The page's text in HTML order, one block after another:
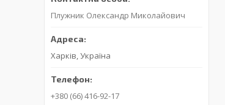
Плужник Олександр Миколайович
Харків, Україна
+380 (66) 416-92-17